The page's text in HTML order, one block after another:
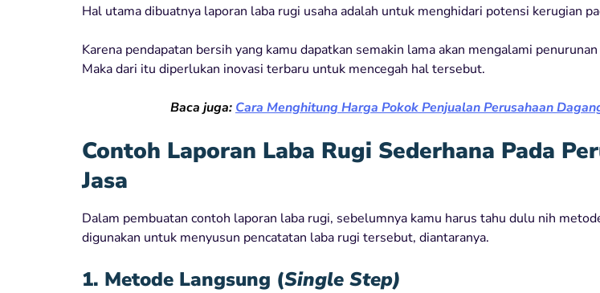
Hal utama dibuatnya laporan laba rugi usaha adalah untuk menghidari potensi kerugian
Karena pendapatan bersih yang kamu dapatkan semakin lama akan mengalami
Maka dari itu diperlukan inovasi terbaru untuk mencegah hal tersebut.
Baca juga: Cara Menghitung Harga Pokok Penjualan Perusahaan
Contoh Laporan Laba Rugi Sederhana Pada
Jasa
Dalam pembuatan contoh laporan laba rugi, sebelumnya kamu harus tahu dulu nih
digunakan untuk menyusun pencatatan laba rugi tersebut, diantaranya.
1. Metode Langsung (Single Step)